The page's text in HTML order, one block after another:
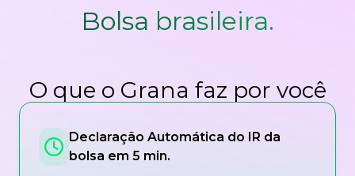
Bolsa brasileira.
O que o Grana faz por você
Declaração Automática do IR da
bolsa em 5 min.